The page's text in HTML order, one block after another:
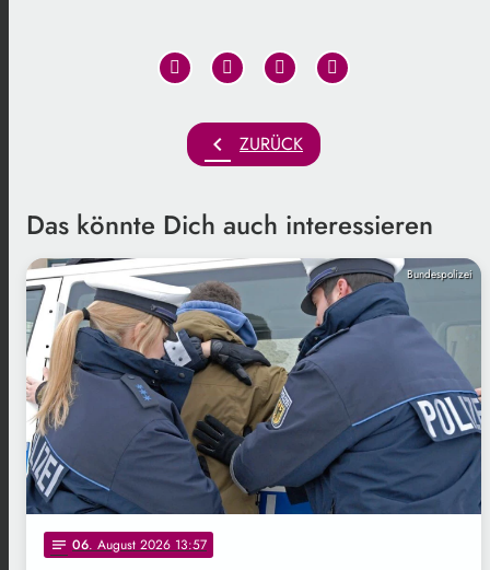
chevron_left ZURÜCK
Das könnte Dich auch interessieren
Bundespolizei
notes 06. August 2026 13:57